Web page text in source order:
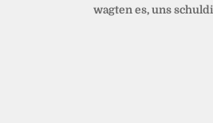
wagten es, uns